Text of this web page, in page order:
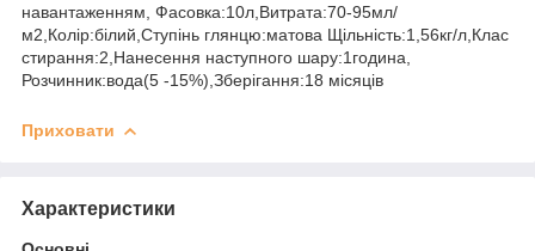
навантаженням, Фасовка:10л,Витрата:70-95мл/
м2,Колір:білий,Ступінь глянцю:матова Щільність:1,56кг/л,Клас
стирання:2,Нанесення наступного шару:1година,
Розчинник:вода(5 -15%),Зберігання:18 місяців
Приховати
Характеристики